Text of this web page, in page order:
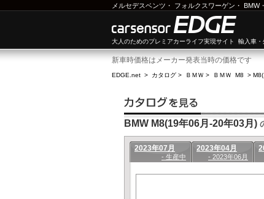
メルセデスベンツ ・ フォルクスワーゲン ・ BMW・
大人のためのプレミアカーライフ実現サイト 輸入車
新車時価格はメーカー発表当時の価格です
EDGE.net > カタログ > ＢＭＷ > ＢＭＷ M8 >
BMW M8(19年06月-20年03月)
2023年07月
- 生産中
2023年04月
- 2023年06月